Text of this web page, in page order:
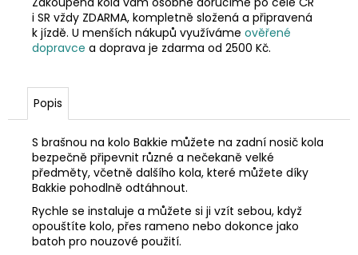
i SR vždy ZDARMA, kompletně složená a připravená
k jízdě. U menších nákupů využíváme ověřené
dopravce a doprava je zdarma od 2500 Kč.
Popis
S brašnou na kolo Bakkie můžete na zadní nosič kola
bezpečně připevnit různé a nečekaně velké
předměty, včetně dalšího kola, které můžete díky
Bakkie pohodlně odtáhnout.
Rychle se instaluje a můžete si ji vzít sebou, když
opouštíte kolo, přes rameno nebo dokonce jako
batoh pro nouzové použití.